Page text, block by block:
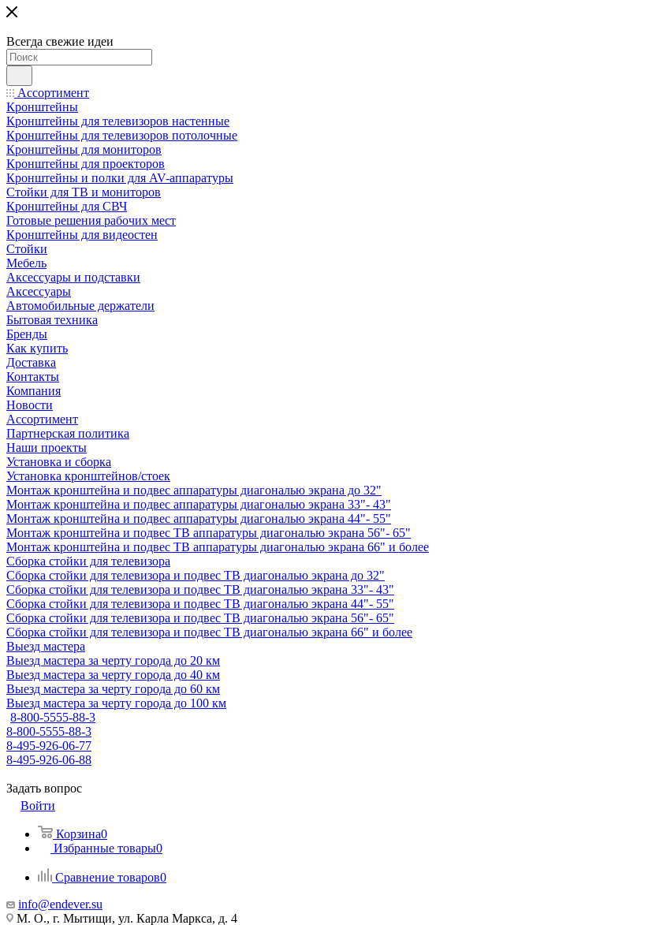
Всегда свежие идеи
Ассортимент
Кронштейны
Кронштейны для телевизоров настенные
Кронштейны для телевизоров потолочные
Кронштейны для мониторов
Кронштейны для проекторов
Кронштейны и полки для AV-аппаратуры
Стойки для ТВ и мониторов
Кронштейны для СВЧ
Готовые решения рабочих мест
Кронштейны для видеостен
Стойки
Мебель
Аксессуары и подставки
Аксессуары
Автомобильные держатели
Бытовая техника
Бренды
Как купить
Доставка
Контакты
Компания
Новости
Ассортимент
Партнерская политика
Наши проекты
Установка и сборка
Установка кронштейнов/стоек
Монтаж кронштейна и подвес аппаратуры диагональю экрана до 32"
Монтаж кронштейна и подвес аппаратуры диагональю экрана 33"- 43"
Монтаж кронштейна и подвес аппаратуры диагональю экрана 44"- 55"
Монтаж кронштейна и подвес ТВ аппаратуры диагональю экрана 56"- 65"
Монтаж кронштейна и подвес ТВ аппаратуры диагональю экрана 66" и более
Сборка стойки для телевизора
Сборка стойки для телевизора и подвес ТВ диагональю экрана до 32"
Сборка стойки для телевизора и подвес ТВ диагональю экрана 33"- 43"
Сборка стойки для телевизора и подвес ТВ диагональю экрана 44"- 55"
Сборка стойки для телевизора и подвес ТВ диагональю экрана 56"- 65"
Сборка стойки для телевизора и подвес ТВ диагональю экрана 66" и более
Выезд мастера
Выезд мастера за черту города до 20 км
Выезд мастера за черту города до 40 км
Выезд мастера за черту города до 60 км
Выезд мастера за черту города до 100 км
8-800-5555-88-3
8-800-5555-88-3
8-495-926-06-77
8-495-926-06-88
Задать вопрос
Войти
Корзина0
Избранные товары0
Сравнение товаров0
info@endever.su
М. О., г. Мытищи, ул. Карла Маркса, д. 4